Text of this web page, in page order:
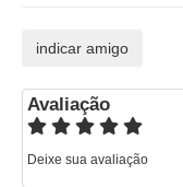
Avaliação
Deixe sua avaliação